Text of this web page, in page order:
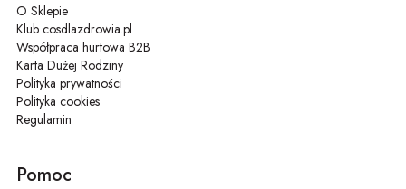
O Sklepie
Klub cosdlazdrowia.pl
Współpraca hurtowa B2B
Karta Dużej Rodziny
Polityka prywatności
Polityka cookies
Regulamin
Pomoc